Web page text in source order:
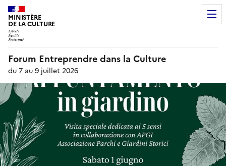
MINISTÈRE
DE LA CULTURE
Forum Entreprendre dans la Culture
du 7 au 9 juillet 2026